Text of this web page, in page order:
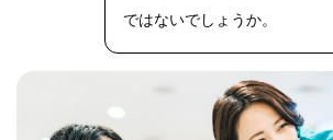
ではないでしょうか。